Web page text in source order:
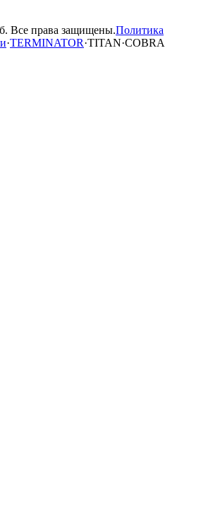
права защищены.Политика
·TERMINATOR·TITAN·COBRA